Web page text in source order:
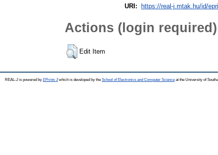
URI:
https://real-j.mtak.hu/id/
Actions (login required)
Edit Item
REAL-J is powered by EPrints 3which is developed by the School of Electronics and Computer Science at the University of